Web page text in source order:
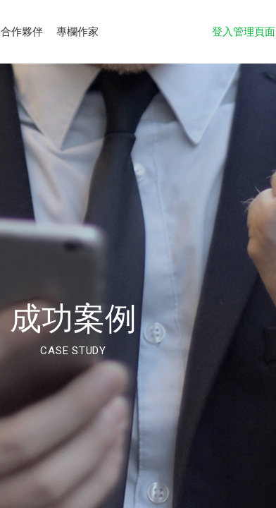
合作夥伴 專欄作家 登入管理頁面
成功案例
CASE STUDY